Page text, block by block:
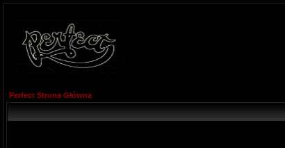
Perfect Strona Główna